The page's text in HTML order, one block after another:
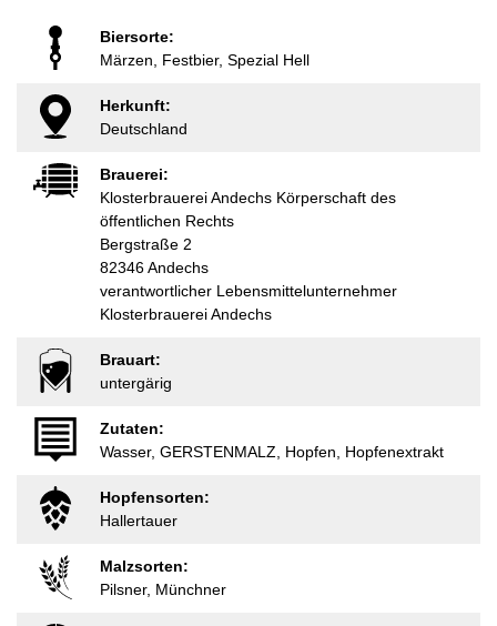
Biersorte:
Märzen, Festbier, Spezial Hell
Herkunft:
Deutschland
Brauerei:
Klosterbrauerei Andechs Körperschaft des
öffentlichen Rechts
Bergstraße 2
82346 Andechs
verantwortlicher Lebensmittelunternehmer
Klosterbrauerei Andechs
Brauart:
untergärig
Zutaten:
Wasser, GERSTENMALZ, Hopfen, Hopfenextrakt
Hopfensorten:
Hallertauer
Malzsorten:
Pilsner, Münchner